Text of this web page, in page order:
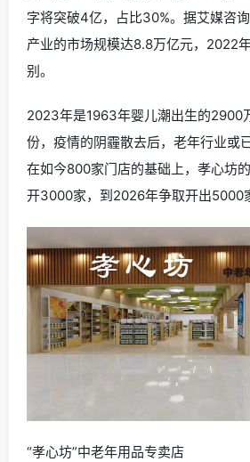
字将突破4亿，占比30%。据艾媒咨
产业的市场规模达8.8万亿元，2022
别。
2023年是1963年婴儿潮出生的2900
份，疫情的阴霾散去后，老年行业或
在如今800家门店的基础上，孝心坊
开3000家，到2026年争取开出5000
“孝心坊”中老年用品专卖店